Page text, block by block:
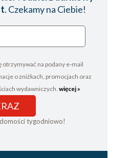
. Czekamy na Ciebie!
otrzymywać na podany e-mail
o zniżkach, promocjach oraz
wydawniczych. więcej »
tygodniowo!